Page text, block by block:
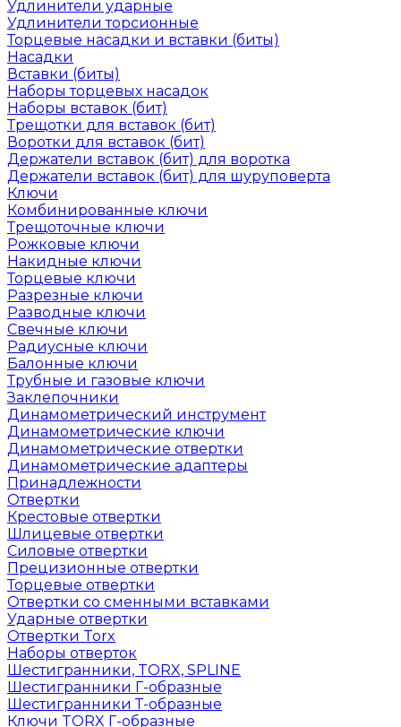
Удлинители ударные
Удлинители торсионные
Торцевые насадки и вставки (биты)
Насадки
Вставки (биты)
Наборы торцевых насадок
Наборы вставок (бит)
Трещотки для вставок (бит)
Воротки для вставок (бит)
Держатели вставок (бит) для воротка
Держатели вставок (бит) для шуруповерта
Ключи
Комбинированные ключи
Трещоточные ключи
Рожковые ключи
Накидные ключи
Торцевые ключи
Разрезные ключи
Разводные ключи
Свечные ключи
Радиусные ключи
Балонные ключи
Трубные и газовые ключи
Заклепочники
Динамометрический инструмент
Динамометрические ключи
Динамометрические отвертки
Динамометрические адаптеры
Принадлежности
Отвертки
Крестовые отвертки
Шлицевые отвертки
Силовые отвертки
Прецизионные отвертки
Торцевые отвертки
Отвертки со сменными вставками
Ударные отвертки
Отвертки Torx
Наборы отверток
Шестигранники, TORX, SPLINE
Шестигранники Г-образные
Шестигранники Т-образные
Ключи TORX Г-образные